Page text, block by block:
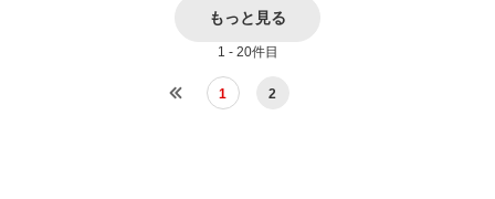
もっと見る
1 - 20件目
1 2